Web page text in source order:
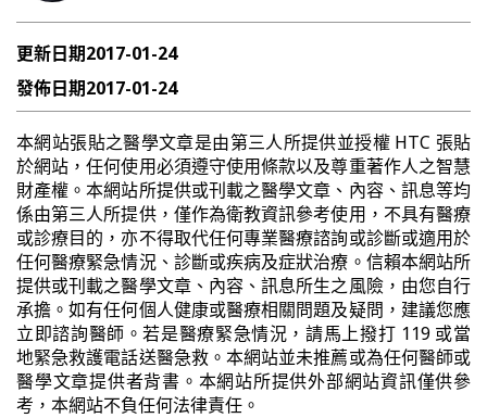
更新日期2017-01-24
發佈日期2017-01-24
本網站張貼之醫學文章是由第三人所提供並授權 HTC 張貼
於網站，任何使用必須遵守使用條款以及尊重著作人之智慧
財產權。本網站所提供或刊載之醫學文章、內容、訊息等均
係由第三人所提供，僅作為衛教資訊參考使用，不具有醫療
或診療目的，亦不得取代任何專業醫療諮詢或診斷或適用於
任何醫療緊急情況、診斷或疾病及症狀治療。信賴本網站所
提供或刊載之醫學文章、內容、訊息所生之風險，由您自行
承擔。如有任何個人健康或醫療相關問題及疑問，建議您應
立即諮詢醫師。若是醫療緊急情況，請馬上撥打 119 或當
地緊急救護電話送醫急救。本網站並未推薦或為任何醫師或
醫學文章提供者背書。本網站所提供外部網站資訊僅供參
考，本網站不負任何法律責任。